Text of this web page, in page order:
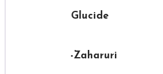
Glucide
-Zaharuri